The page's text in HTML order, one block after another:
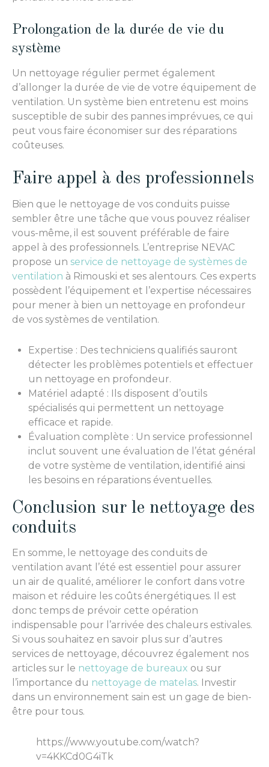
Prolongation de la durée de vie du
système
Un nettoyage régulier permet également
d’allonger la durée de vie de votre équipement de
ventilation. Un système bien entretenu est moins
susceptible de subir des pannes imprévues, ce qui
peut vous faire économiser sur des réparations
coûteuses.
Faire appel à des professionnels
Bien que le nettoyage de vos conduits puisse
sembler être une tâche que vous pouvez réaliser
vous-même, il est souvent préférable de faire
appel à des professionnels. L’entreprise NEVAC
propose un service de nettoyage de systèmes de
ventilation à Rimouski et ses alentours. Ces experts
possèdent l’équipement et l’expertise nécessaires
pour mener à bien un nettoyage en profondeur
de vos systèmes de ventilation.
Expertise : Des techniciens qualifiés sauront
détecter les problèmes potentiels et effectuer
un nettoyage en profondeur.
Matériel adapté : Ils disposent d’outils
spécialisés qui permettent un nettoyage
efficace et rapide.
Évaluation complète : Un service professionnel
inclut souvent une évaluation de l’état général
de votre système de ventilation, identifié ainsi
les besoins en réparations éventuelles.
Conclusion sur le nettoyage des
conduits
En somme, le nettoyage des conduits de
ventilation avant l’été est essentiel pour assurer
un air de qualité, améliorer le confort dans votre
maison et réduire les coûts énergétiques. Il est
donc temps de prévoir cette opération
indispensable pour l’arrivée des chaleurs estivales.
Si vous souhaitez en savoir plus sur d’autres
services de nettoyage, découvrez également nos
articles sur le nettoyage de bureaux ou sur
l’importance du nettoyage de matelas. Investir
dans un environnement sain est un gage de bien-
être pour tous.
https://www.youtube.com/watch?
v=4KKCd0G4iTk